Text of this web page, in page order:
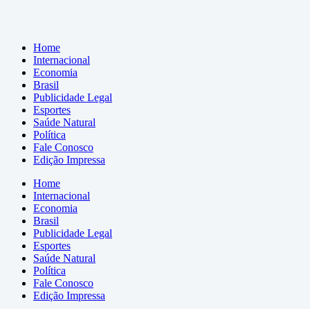
Home
Internacional
Economia
Brasil
Publicidade Legal
Esportes
Saúde Natural
Política
Fale Conosco
Edição Impressa
Home
Internacional
Economia
Brasil
Publicidade Legal
Esportes
Saúde Natural
Política
Fale Conosco
Edição Impressa